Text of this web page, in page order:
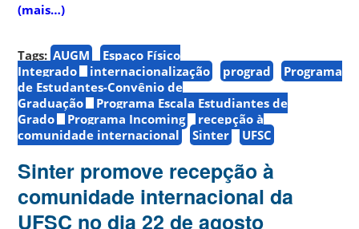
(mais…)
Tags: AUGM
Espaço Físico
Integrado
internacionalização prograd
Programa
de Estudantes-Convênio de
Graduação
Programa Escala Estudiantes de
Grado
Programa Incoming
recepção à
comunidade internacional
Sinter UFSC
Sinter promove recepção à
comunidade internacional da
UFSC no dia 22 de agosto